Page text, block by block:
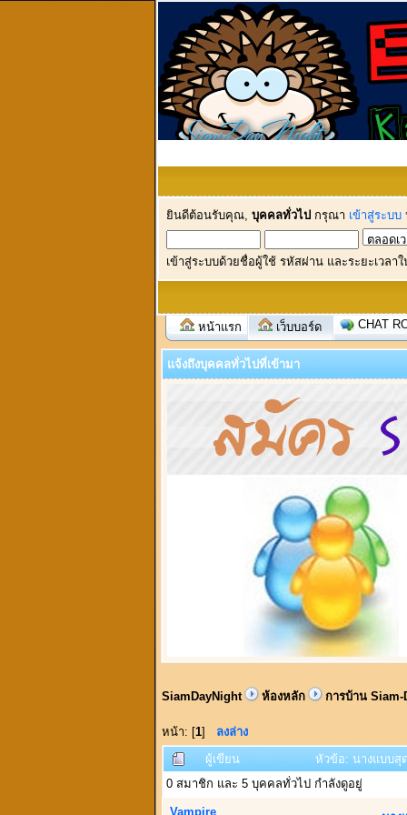
ยินดีต้อนรับคุณ, บุคคลทั่วไป กรุณา เข้าสู่ระบบ
เข้าสู่ระบบด้วยชื่อผู้ใช้ รหัสผ่าน และระยะเวลา
หน้าแรก เว็บบอร์ด CHAT
แจ้งถึงบุคคลทั่วไปที่เข้ามา
SiamDayNight ห้องหลัก การบ้าน Siam-
หน้า: [1] ลงล่าง
ผู้เขียน
หัวข้อ: นางแบบสุ
0 สมาชิก และ 5 บุคคลทั่วไป กำลังดูอยู่
Vampire